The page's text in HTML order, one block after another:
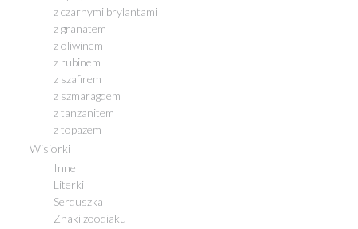
z czarnymi brylantami
z granatem
z oliwinem
z rubinem
z szafirem
z szmaragdem
z tanzanitem
z topazem
Wisiorki
Inne
Literki
Serduszka
Znaki zoodiaku